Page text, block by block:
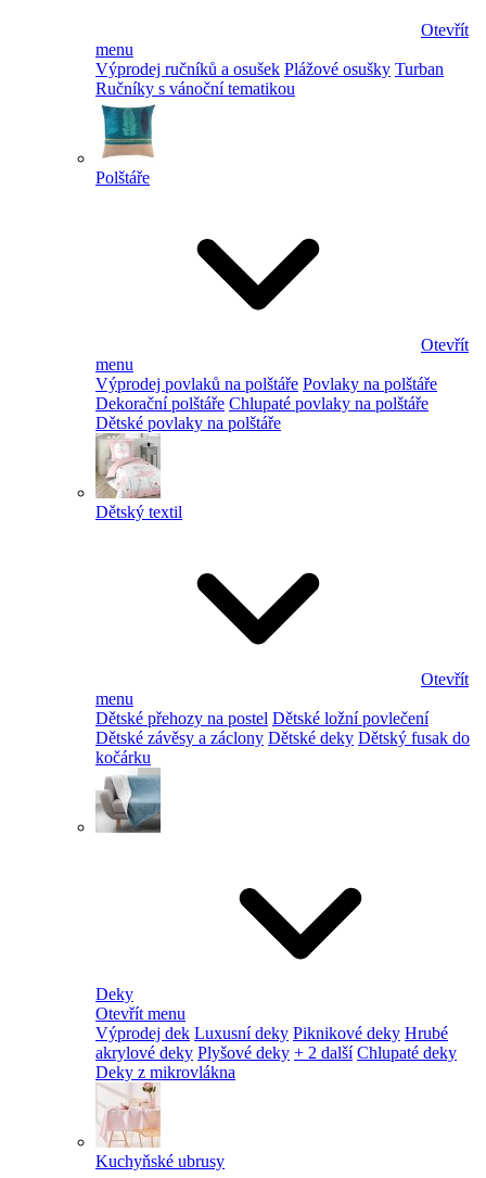
Otevřít
menu
Výprodej ručníků a osušek Plážové osušky Turban
Ručníky s vánoční tematikou
Polštáře
Otevřít
menu
Výprodej povlaků na polštáře Povlaky na polštáře
Dekorační polštáře Chlupaté povlaky na polštáře
Dětské povlaky na polštáře
Dětský textil
Otevřít
menu
Dětské přehozy na postel Dětské ložní povlečení
Dětské závěsy a záclony Dětské deky Dětský fusak do
kočárku
Deky
Otevřít menu
Výprodej dek Luxusní deky Piknikové deky Hrubé
akrylové deky Plyšové deky + 2 další Chlupaté deky
Deky z mikrovlákna
Kuchyňské ubrusy